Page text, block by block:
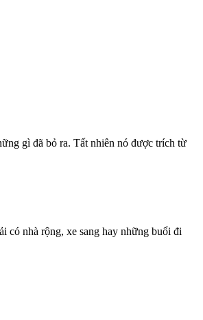
gì đã bỏ ra. Tất nhiên nó được trích từ
có nhà rộng, xe sang hay những buổi đi